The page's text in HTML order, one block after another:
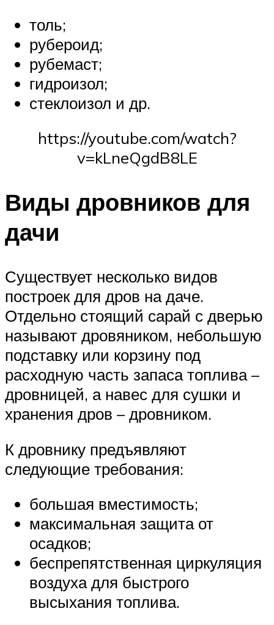
толь;
рубероид;
рубемаст;
гидроизол;
стеклоизол и др.
https://youtube.com/watch?
v=kLneQgdB8LE
Виды дровников для
дачи
Существует несколько видов
построек для дров на даче.
Отдельно стоящий сарай с дверью
называют дровяником, небольшую
подставку или корзину под
расходную часть запаса топлива –
дровницей, а навес для сушки и
хранения дров – дровником.
К дровнику предъявляют
следующие требования:
большая вместимость;
максимальная защита от
осадков;
беспрепятственная циркуляция
воздуха для быстрого
высыхания топлива.